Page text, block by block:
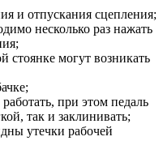
и отпускания сцепления;
несколько раз нажать
могут возникать
при этом педаль
так и заклинивать;
утечки рабочей